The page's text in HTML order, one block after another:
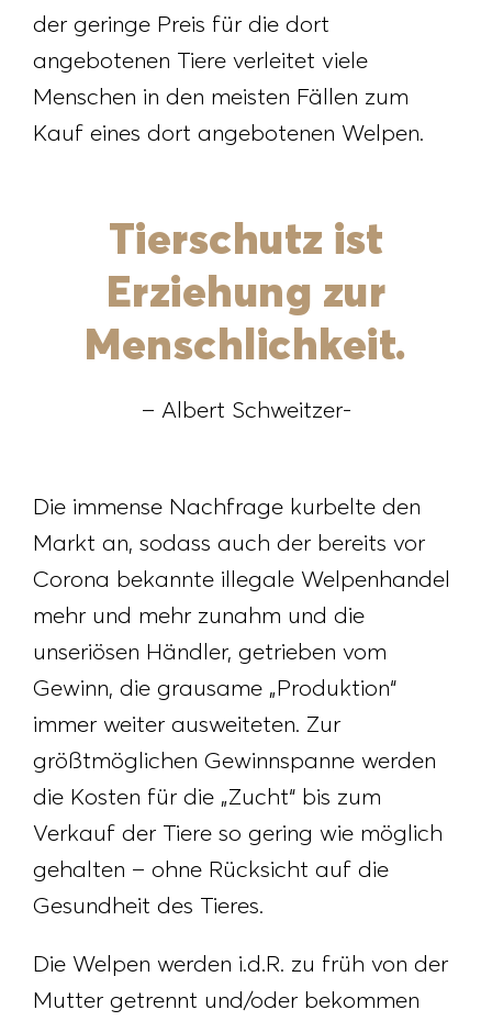
der geringe Preis für die dort
angebotenen Tiere verleitet viele
Menschen in den meisten Fällen zum
Kauf eines dort angebotenen Welpen.
Tierschutz ist
Erziehung zur
Menschlichkeit.
– Albert Schweitzer-
Die immense Nachfrage kurbelte den
Markt an, sodass auch der bereits vor
Corona bekannte illegale Welpenhandel
mehr und mehr zunahm und die
unseriösen Händler, getrieben vom
Gewinn, die grausame „Produktion“
immer weiter ausweiteten. Zur
größtmöglichen Gewinnspanne werden
die Kosten für die „Zucht“ bis zum
Verkauf der Tiere so gering wie möglich
gehalten – ohne Rücksicht auf die
Gesundheit des Tieres.
Die Welpen werden i.d.R. zu früh von der
Mutter getrennt und/oder bekommen